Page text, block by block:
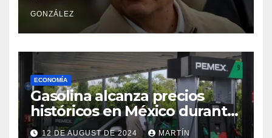
GONZÁLEZ
ECONOMÍA
Gasolina alcanza precios
históricos en México durante
julio de 2024
12 DE AUGUST DE 2024 MARTÍN